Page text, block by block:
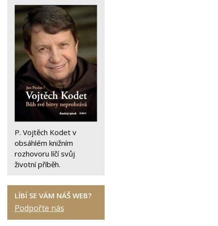
P. Vojtěch Kodet v
obsáhlém knižním
rozhovoru líčí svůj
životní příběh.
LÍBÍ SE VÁM NÁŠ WEB?
Podpořte nás